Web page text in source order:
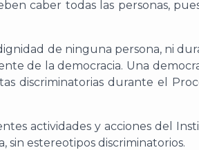
caber todas las personas,
de ninguna persona, ni
de la democracia. Una
discriminatorias durante el
actividades y acciones del
sin estereotipos discriminatorios.